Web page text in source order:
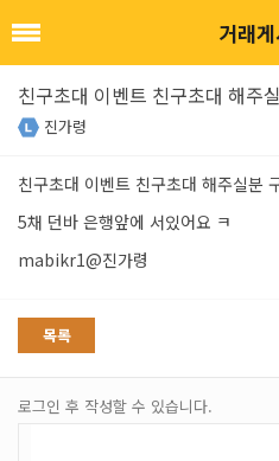
거래
친구초대 이벤트 친구초대 해주
진가령
친구초대 이벤트 친구초대 해주실분
5채 던바 은행앞에 서있어요 ㅋ
mabikr1@진가령
목록
로그인 후 작성할 수 있습니다.